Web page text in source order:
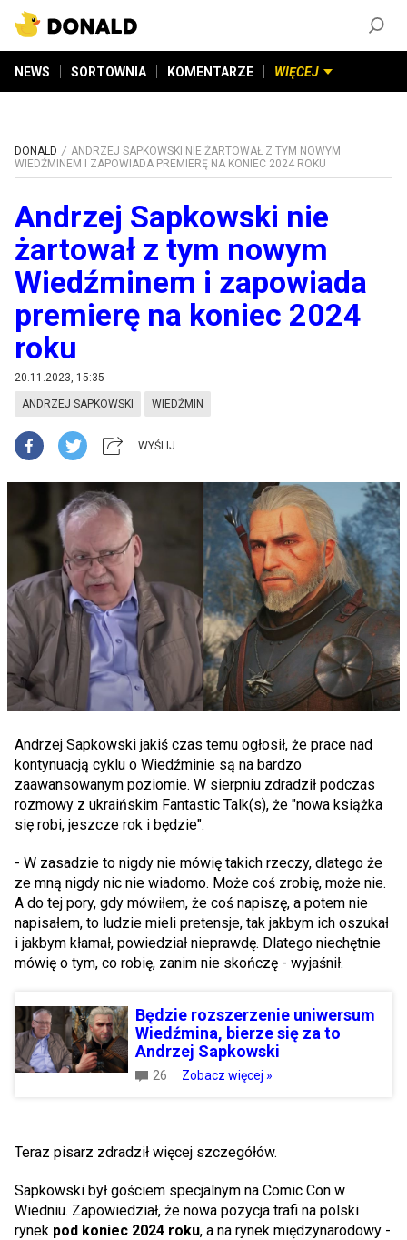
NEWS SORTOWNIA KOMENTARZE WIĘCEJ
DONALD
ANDRZEJ SAPKOWSKI NIE ŻARTOWAŁ Z TYM NOWYM
WIEDŹMINEM I ZAPOWIADA PREMIERĘ NA KONIEC 2024 ROKU
Andrzej Sapkowski nie
żartował z tym nowym
Wiedźminem i zapowiada
premierę na koniec 2024
roku
20.11.2023, 15:35
ANDRZEJ SAPKOWSKI WIEDŹMIN
WYŚLIJ
Andrzej Sapkowski jakiś czas temu ogłosił, że prace nad
kontynuacją cyklu o Wiedźminie są na bardzo
zaawansowanym poziomie. W sierpniu zdradził podczas
rozmowy z ukraińskim Fantastic Talk(s), że "nowa książka
się robi, jeszcze rok i będzie".
- W zasadzie to nigdy nie mówię takich rzeczy, dlatego że
ze mną nigdy nic nie wiadomo. Może coś zrobię, może nie.
A do tej pory, gdy mówiłem, że coś napiszę, a potem nie
napisałem, to ludzie mieli pretensje, tak jakbym ich oszukał
i jakbym kłamał, powiedział nieprawdę. Dlatego niechętnie
mówię o tym, co robię, zanim nie skończę - wyjaśnił.
Będzie rozszerzenie uniwersum
Wiedźmina, bierze się za to
Andrzej Sapkowski
26 Zobacz więcej »
Teraz pisarz zdradził więcej szczegółów.
Sapkowski był gościem specjalnym na Comic Con w
Wiedniu. Zapowiedział, że nowa pozycja trafi na polski
rynek pod koniec 2024 roku, a na rynek międzynarodowy -